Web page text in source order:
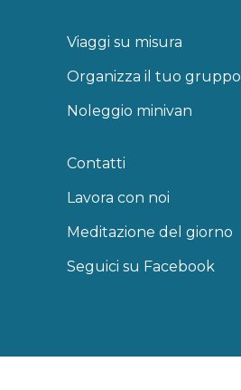
Viaggi su misura
Organizza il tuo gruppo
Noleggio minivan
Contatti
Lavora con noi
Meditazione del giorno
Seguici su Facebook